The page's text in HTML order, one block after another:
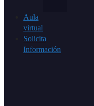
Aula
virtual
Solicita
Información